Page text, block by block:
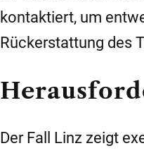
kontaktiert, um
Rückerstattung des
Der Fall Linz zeigt